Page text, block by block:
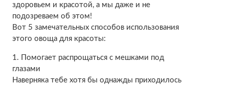
здоровьем и красотой, а мы даже и не
подозреваем об этом!
Вот 5 замечательных способов использования
этого овоща для красоты:
1. Помогает распрощаться с мешками под
глазами
Наверняка тебе хотя бы однажды приходилось